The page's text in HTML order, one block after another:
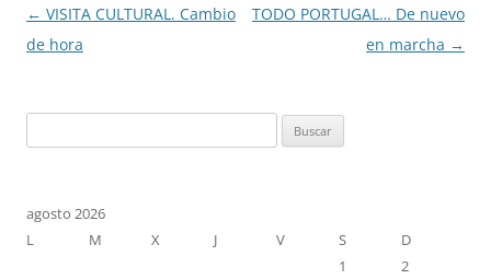
Navegación
de
← VISITA CULTURAL. Cambio
de hora
TODO PORTUGAL… De nuevo
en marcha →
agosto 2026
L
M X J V S
D
1
2